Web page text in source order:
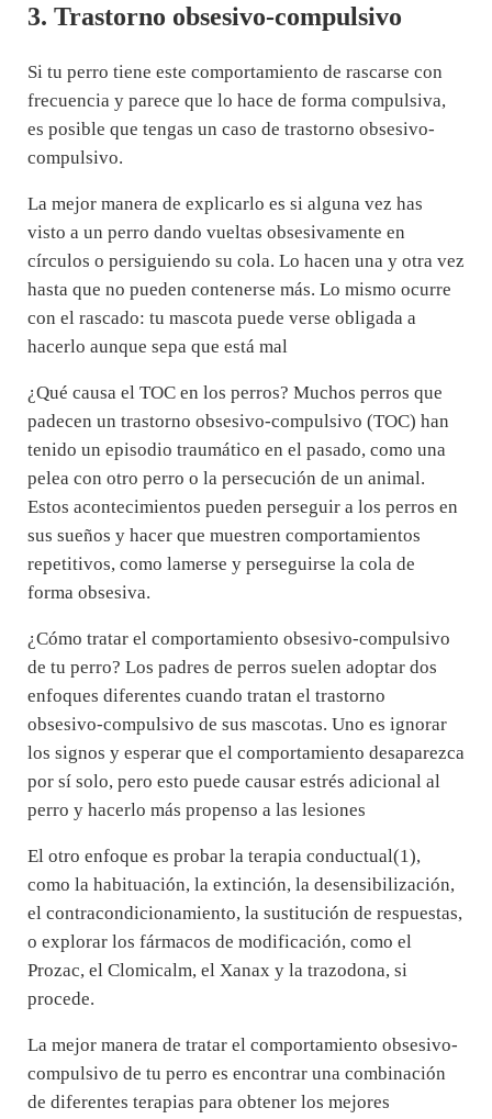
3. Trastorno obsesivo-compulsivo
Si tu perro tiene este comportamiento de rascarse con
frecuencia y parece que lo hace de forma compulsiva,
es posible que tengas un caso de trastorno obsesivo-
compulsivo.
La mejor manera de explicarlo es si alguna vez has
visto a un perro dando vueltas obsesivamente en
círculos o persiguiendo su cola. Lo hacen una y otra vez
hasta que no pueden contenerse más. Lo mismo ocurre
con el rascado: tu mascota puede verse obligada a
hacerlo aunque sepa que está mal
¿Qué causa el TOC en los perros? Muchos perros que
padecen un trastorno obsesivo-compulsivo (TOC) han
tenido un episodio traumático en el pasado, como una
pelea con otro perro o la persecución de un animal.
Estos acontecimientos pueden perseguir a los perros en
sus sueños y hacer que muestren comportamientos
repetitivos, como lamerse y perseguirse la cola de
forma obsesiva.
¿Cómo tratar el comportamiento obsesivo-compulsivo
de tu perro? Los padres de perros suelen adoptar dos
enfoques diferentes cuando tratan el trastorno
obsesivo-compulsivo de sus mascotas. Uno es ignorar
los signos y esperar que el comportamiento desaparezca
por sí solo, pero esto puede causar estrés adicional al
perro y hacerlo más propenso a las lesiones
El otro enfoque es probar la terapia conductual(1),
como la habituación, la extinción, la desensibilización,
el contracondicionamiento, la sustitución de respuestas,
o explorar los fármacos de modificación, como el
Prozac, el Clomicalm, el Xanax y la trazodona, si
procede.
La mejor manera de tratar el comportamiento obsesivo-
compulsivo de tu perro es encontrar una combinación
de diferentes terapias para obtener los mejores